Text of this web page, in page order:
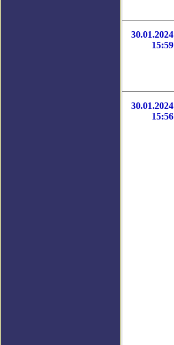
30.01.2024
15:59
30.01.2024
15:56